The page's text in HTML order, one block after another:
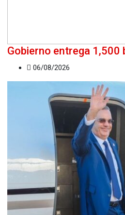
Gobierno entrega
06/08/2026